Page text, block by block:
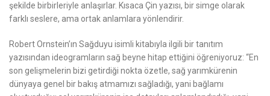
şekilde birbirleriyle anlaşırlar. Kısaca Çin yazısı, bir simge olarak
farklı seslere, ama ortak anlamlara yönlendirir.
Robert Ornstein’ın Sağduyu isimli kitabıyla ilgili bir tanıtım
yazısından ideogramların sağ beyne hitap ettiğini öğreniyoruz: “En
son gelişmelerin bizi getirdiği nokta özetle, sağ yarımkürenin
dünyaya genel bir bakış atmamızı sağladığı, yani bağlamı